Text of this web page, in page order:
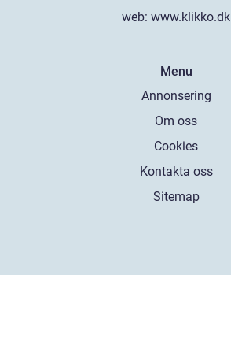
web: www.klikko.dk
Menu
Annonsering
Om oss
Cookies
Kontakta oss
Sitemap